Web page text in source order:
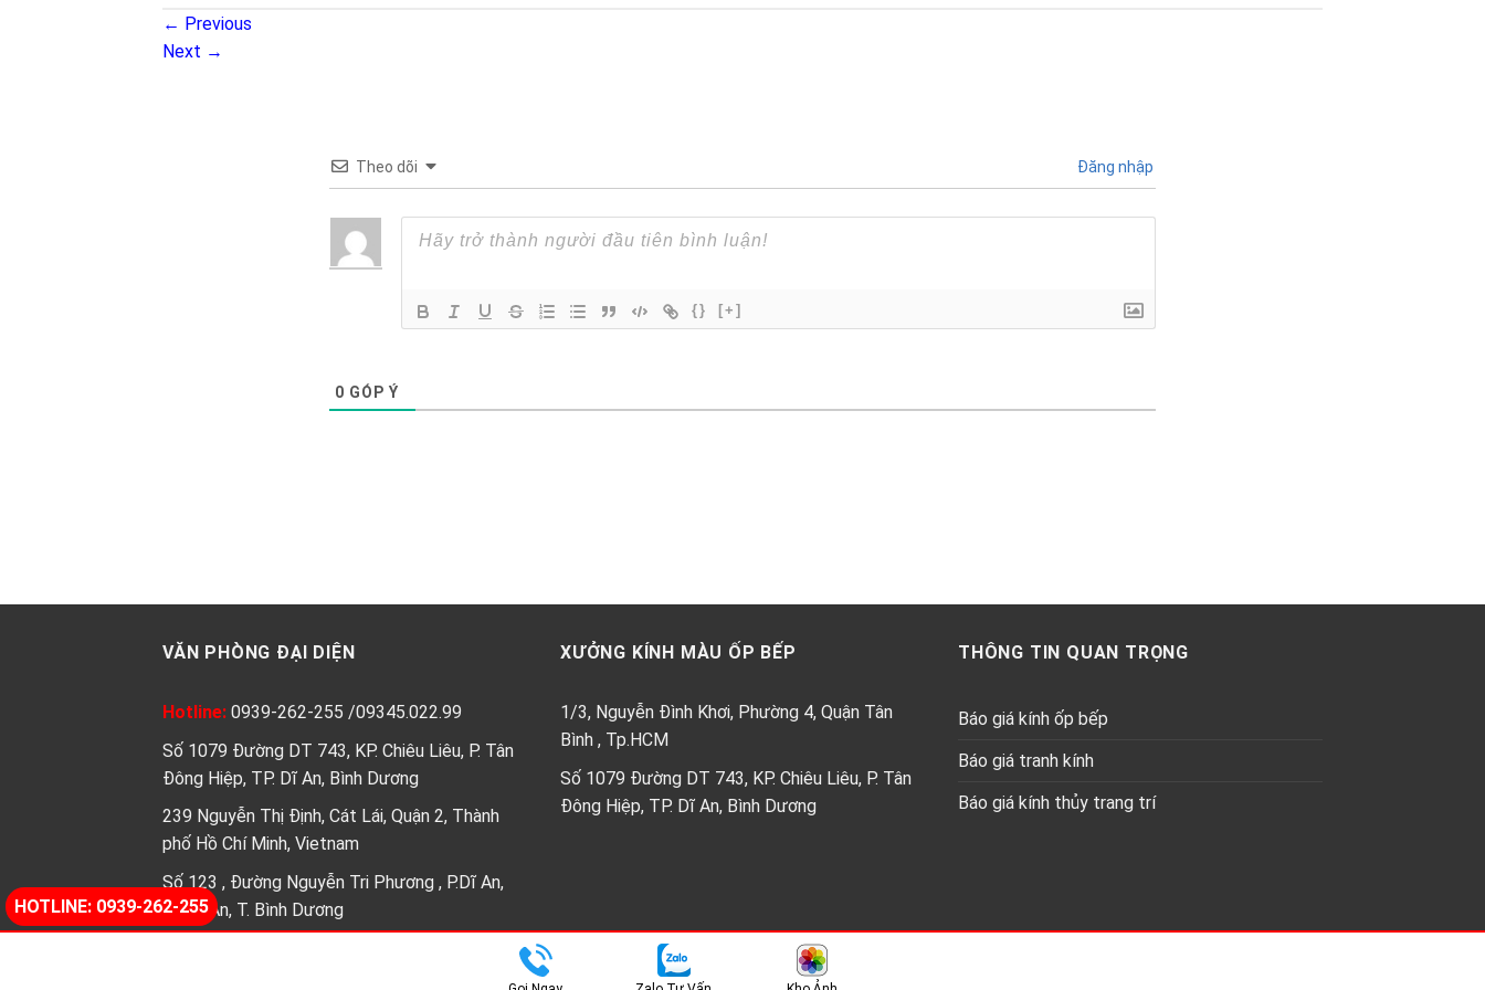
← Previous
Next →
Theo dõi Đăng nhập
{} [+]
0 GÓP Ý
HOTLINE: 0939-262-255
VĂN PHÒNG ĐẠI DIỆN
Hotline: 0939-262-255 /09345.022.99
Số 1079 Đường DT 743, KP. Chiêu Liêu, P. Tân
Đông Hiệp, TP. Dĩ An, Bình Dương
239 Nguyễn Thị Định, Cát Lái, Quận 2, Thành
phố Hồ Chí Minh, Vietnam
Số 123 , Đường Nguyễn Tri Phương , P.Dĩ An,
Tp.Dĩ An, T. Bình Dương
XƯỞNG KÍNH MÀU ỐP BẾP
1/3, Nguyễn Đình Khơi, Phường 4, Quận Tân
Bình , Tp.HCM
Số 1079 Đường DT 743, KP. Chiêu Liêu, P. Tân
Đông Hiệp, TP. Dĩ An, Bình Dương
THÔNG TIN QUAN TRỌNG
Báo giá kính ốp bếp
Báo giá tranh kính
Báo giá kính thủy trang trí
Copyright 2026 © Kính ốp bêp Thành Phát